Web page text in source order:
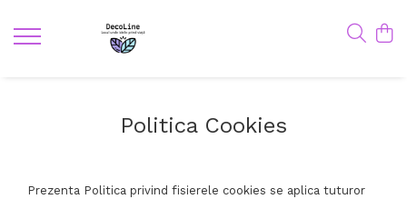
Politica Cookies
Prezenta Politica privind fisierele cookies se aplica tuturor